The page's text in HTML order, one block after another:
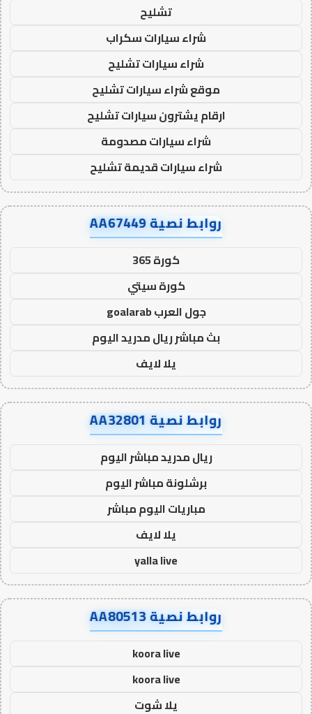
تشليح
شراء سيارات سكراب
شراء سيارات تشليح
موقع شراء سيارات تشليح
ارقام يشترون سيارات تشليح
شراء سيارات مصدومة
شراء سيارات قديمة تشليح
روابط نصية AA67449
كورة 365
كورة سيتي
جول العرب goalarab
بث مباشر ريال مدريد اليوم
يلا لايف
روابط نصية AA32801
ريال مدريد مباشر اليوم
برشلونة مباشر اليوم
مباريات اليوم مباشر
يلا لايف
yalla live
روابط نصية AA80513
koora live
koora live
يلا شوت